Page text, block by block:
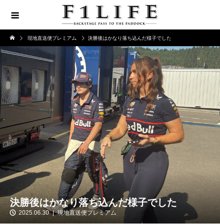
現地直送便プレミアム 決勝後はかなり落ち込んだ様子でした
決勝後はかなり落ち込んだ様子でした
2025.06.30 現地直送便プレミアム